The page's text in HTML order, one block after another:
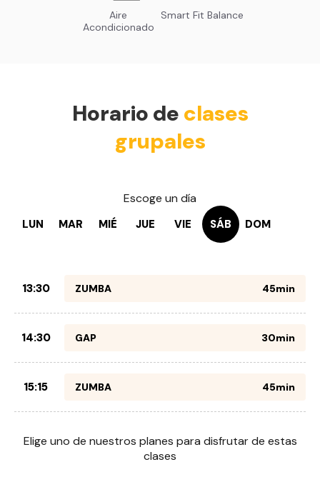
Aire
Acondicionado
Smart Fit Balance
Horario de clases
grupales
Escoge un día
LUN MAR MIÉ JUE VIE SÁB DOM
13:30 ZUMBA 45min
14:30 GAP 30min
15:15 ZUMBA 45min
Elige uno de nuestros planes para disfrutar de estas
clases